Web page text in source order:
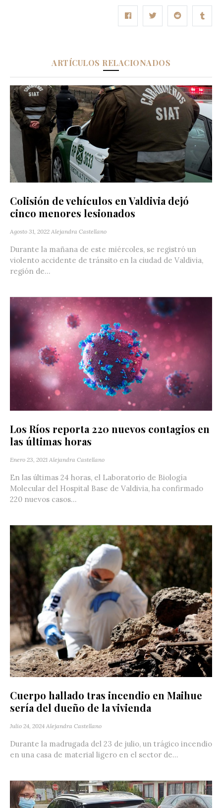
ARTÍCULOS RELACIONADOS
Colisión de vehículos en Valdivia dejó
cinco menores lesionados
Agosto 31, 2022 Alejandra Castellano
Durante la mañana de este miércoles, se registró un
violento accidente de tránsito en la ciudad de Valdivia,
región de...
Los Ríos reporta 220 nuevos contagios en
las últimas horas
Enero 23, 2021 Alejandra Castellano
En las últimas 24 horas, el Laboratorio de Biología
Molecular del Hospital Base de Valdivia, ha confirmado
220 nuevos casos...
Cuerpo hallado tras incendio en Maihue
sería del dueño de la vivienda
Julio 24, 2024 Alejandra Castellano
Durante la madrugada del 23 de julio, un trágico incendio
en una casa de material ligero en el sector de...